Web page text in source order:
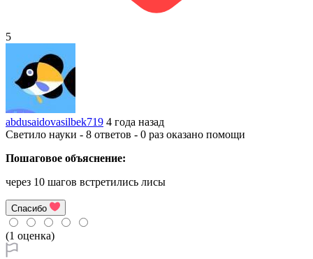
5
abdusaidovasilbek719 4 года назад
Светило науки - 8 ответов - 0 раз оказано помощи
Пошаговое объяснение:
через 10 шагов встретились лисы
Спасибо
(1 оценка)